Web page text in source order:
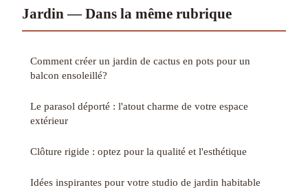
Jardin — Dans la même rubrique
Comment créer un jardin de cactus en pots pour un
balcon ensoleillé?
Le parasol déporté : l'atout charme de votre espace
extérieur
Clôture rigide : optez pour la qualité et l'esthétique
Idées inspirantes pour votre studio de jardin habitable